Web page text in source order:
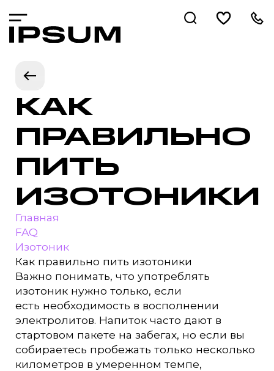
КАК
ПРАВИЛЬНО
ПИТЬ
ИЗОТОНИКИ
Главная
FAQ
Изотоник
Как правильно пить изотоники
Важно понимать, что употреблять
изотоник нужно только, если
есть необходимость в восполнении
электролитов. Напиток часто дают в
стартовом пакете на забегах, но если вы
собираетесь пробежать только несколько
километров в умеренном темпе,